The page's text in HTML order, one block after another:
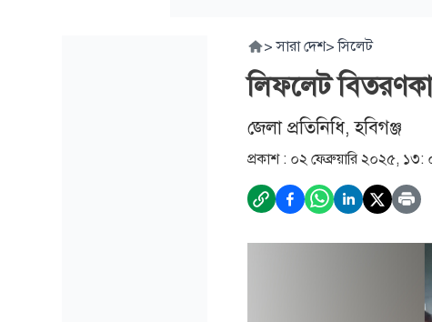
> সারা দেশ> সিলেট
লিফলেট
জেলা প্রতিনিধি, হবিগঞ্জ
প্রকাশ : ০২ ফেব্রুয়ারি ২০২৫, ১৩: